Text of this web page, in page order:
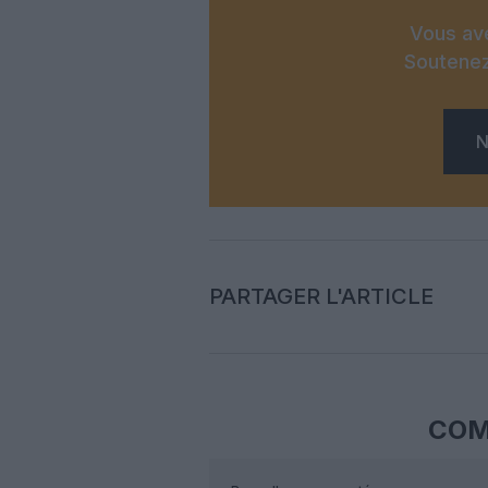
Vous
PARTAGER L'ARTICLE